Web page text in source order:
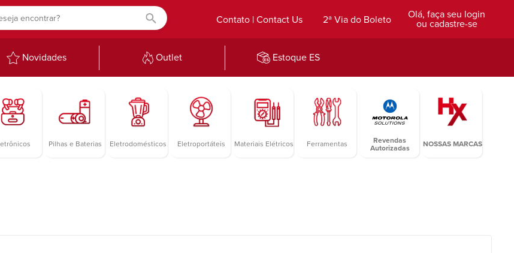
Olá, faça seu login
ou cadastre-se
2ª Via do Boleto
Contato | Contact Us
Novidades Outlet Estoque ES
Pilhas e Baterias Eletrodomésticos Eletroportáteis Materiais Elétricos Ferramentas
Revendas
Autorizadas
NOSSAS MARCAS